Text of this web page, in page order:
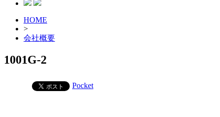
HOME
>
会社概要
1001G-2
Pocket